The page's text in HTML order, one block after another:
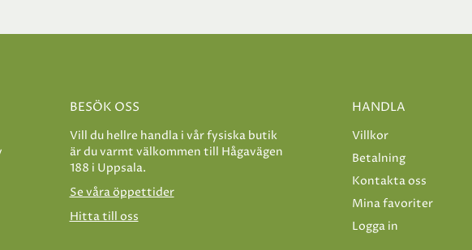
BESÖK OSS
Vill du hellre handla i vår fysiska butik
är du varmt välkommen till Hågavägen
188 i Uppsala.
Se våra öppettider
Hitta till oss
HANDLA
Villkor
Betalning
Kontakta oss
Mina favoriter
Logga in